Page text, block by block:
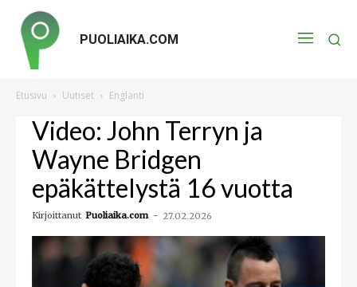
PUOLIAIKA.COM
Etusivu Uutiset Englanti
Video: John Terryn ja
Wayne Bridgen
epäkättelystä 16 vuotta
Kirjoittanut Puoliaika.com - 27.02.2026